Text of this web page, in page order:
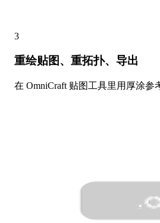
3
重绘贴图、重拓扑、导出
在 OmniCraft 贴图工具里用厚涂